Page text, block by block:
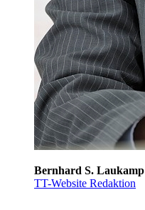
Bernhard S. Laukamp
TT-Website Redaktion